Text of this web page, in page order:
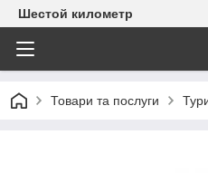
Шестой километр
Товари та послуги